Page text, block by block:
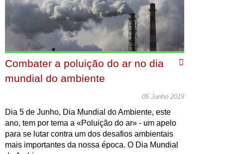
Combater a poluição do ar no dia
mundial do ambiente
05 Junho 2019
Dia 5 de Junho, Dia Mundial do Ambiente, este
ano, tem por tema a «Poluição do ar» - um apelo
para se lutar contra um dos desafios ambientais
mais importantes da nossa época. O Dia Mundial